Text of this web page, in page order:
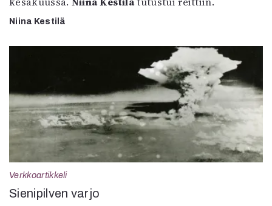
Niina Kestilä
Verkkoartikkeli
Sienipilven varjo